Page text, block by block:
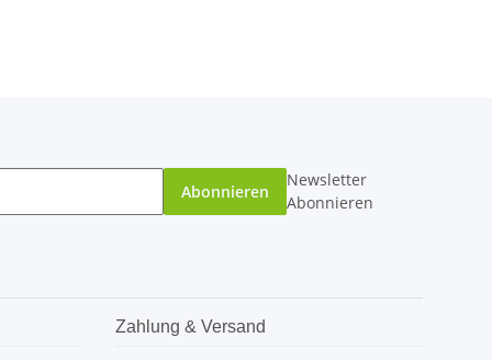
Abonnieren
Newsletter
Abonnieren
Zahlung & Versand